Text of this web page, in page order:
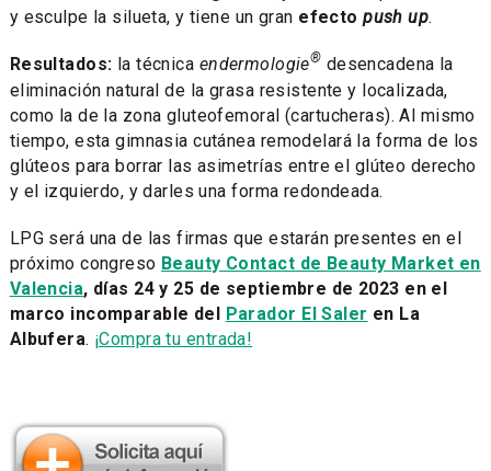
y esculpe la silueta, y tiene un gran efectopush up.
Resultados: la técnica endermologie® desencadena la
eliminación natural de la grasa resistente y localizada,
como la de la zona gluteofemoral (cartucheras). Al mismo
tiempo, esta gimnasia cutánea remodelará la forma de los
glúteos para borrar las asimetrías entre el glúteo derecho
y el izquierdo, y darles una forma redondeada.
LPG será una de las firmas que estarán presentes en el
próximo congreso Beauty Contact de Beauty Market en
Valencia, días 24 y 25 de septiembre de 2023 en el
marco incomparable del Parador El Saler en La
Albufera. ¡Compra tu entrada!